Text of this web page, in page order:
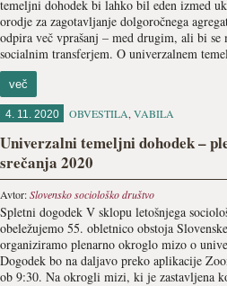
temeljni dohodek bi lahko bil eden izmed
orodje za zagotavljanje dolgoročnega
odpira več vprašanj – med drugim, ali bi
socialnim transferjem. O univerzalnem
več
4. 11. 2020 OBVESTILA, VABILA
Univerzalni temeljni dohodek –
srečanja 2020
Avtor:Slovensko sociološko društvo
Spletni dogodek V sklopu letošnjega
obeležujemo 55. obletnico obstoja
organiziramo plenarno okroglo mizo o
Dogodek bo na daljavo preko aplikacije
ob 9:30. Na okrogli mizi, ki je zastavljena